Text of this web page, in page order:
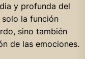
y profunda del
la función
sino también
de las emociones.